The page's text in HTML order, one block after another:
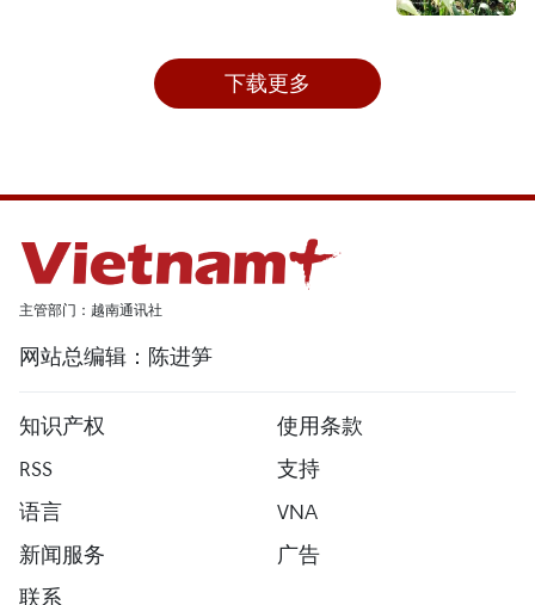
下载更多
主管部门：越南通讯社
网站总编辑：陈进笋
知识产权
使用条款
RSS
支持
语言
VNA
新闻服务
广告
联系